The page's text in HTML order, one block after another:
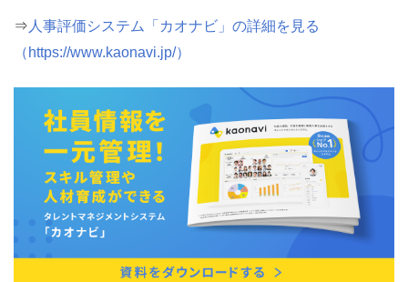
⇒ 人事評価システム「カオナビ」の詳細を見る
（https://www.kaonavi.jp/）